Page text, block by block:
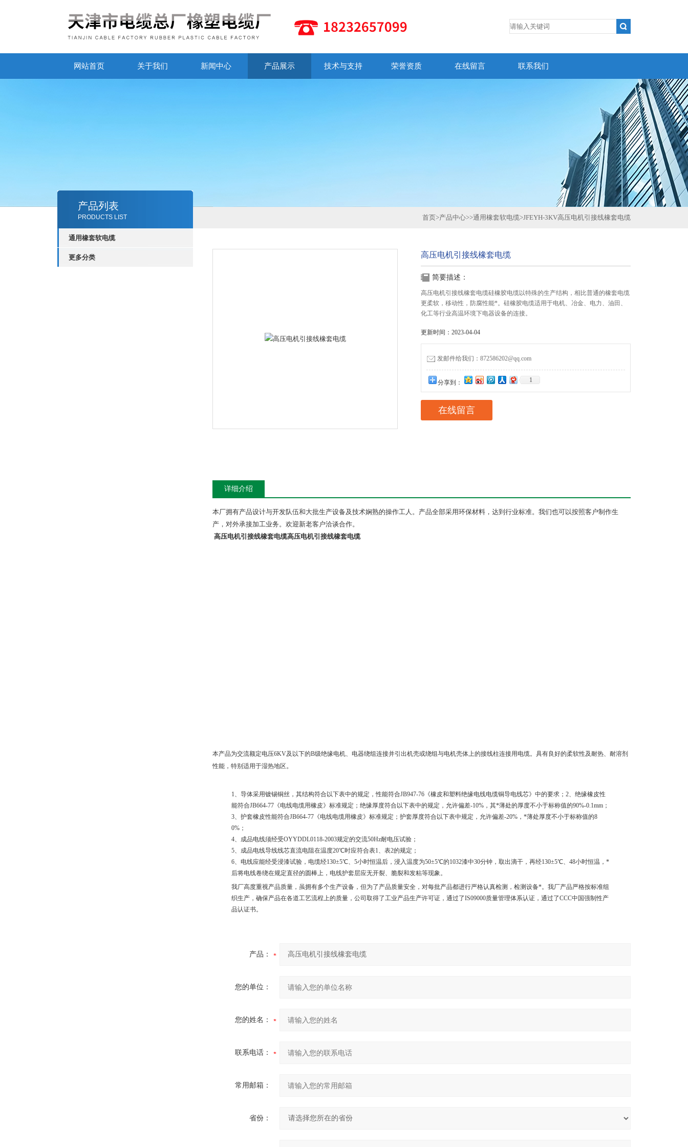
网站首页 关于我们 新闻中心 产品展示 技术与支持 荣誉资质 在线留言 联系我们
产品列表
PRODUCTS LIST
通用橡套软电缆
更多分类
首页>产品中心>>通用橡套软电缆>JFEYH-3KV高压电机引接线橡套电缆
高压电机引接线橡套电缆
简要描述：
高压电机引接线橡套电缆硅橡胶电缆以特殊的生产结构，相比普通的橡套电缆
更柔软，移动性，防腐性能*。硅橡胶电缆适用于电机、冶金、电力、油田、
化工等行业高温环境下电器设备的连接。
更新时间：2023-04-04
发邮件给我们：872586202@qq.com
分享到： 1
在线留言
详细介绍
本厂拥有产品设计与开发队伍和大批生产设备及技术娴熟的操作工人。产品全部采用环保材料，达到行业标准。我们也可以按照客户制作生
产，对外承接加工业务。欢迎新老客户洽谈合作。
高压电机引接线橡套电缆高压电机引接线橡套电缆
本产品为交流额定电压6KV及以下的B级绝缘电机、电器绕组连接并引出机壳或绕组与电机壳体上的接线柱连接用电缆。具有良好的柔软性及耐热、耐溶剂
性能，特别适用于湿热地区。
1、导体采用镀锡铜丝，其结构符合以下表中的规定，性能符合JB947-76《橡皮和塑料绝缘电线电缆铜导电线芯》中的要求；2、绝缘橡皮性
能符合JB664-77《电线电缆用橡皮》标准规定；绝缘厚度符合以下表中的规定，允许偏差-10%，其*薄处的厚度不小于标称值的90%-0.1mm；
3、护套橡皮性能符合JB664-77《电线电缆用橡皮》标准规定；护套厚度符合以下表中规定，允许偏差-20%，*薄处厚度不小于标称值的8
0%；
4、成品电线须经受OYYDDL0118-2003规定的交流50Hz耐电压试验；
5、成品电线导线线芯直流电阻在温度20℃时应符合表1、表2的规定；
6、电线应能经受浸漆试验，电缆经130±5℃、5小时恒温后，浸入温度为50±5℃的1032漆中30分钟，取出滴干，再经130±5℃、48小时恒温，*
后将电线卷绕在规定直径的圆棒上，电线护套层应无开裂、脆裂和发粘等现象。
我厂高度重视产品质量，虽拥有多个生产设备，但为了产品质量安全，对每批产品都进行严格认真检测，检测设备*。我厂产品严格按标准组
织生产，确保产品在各道工艺流程上的质量，公司取得了工业产品生产许可证，通过了IS09000质量管理体系认证，通过了CCC中国强制性产
品认证书。
产品：
您的单位：
您的姓名：
联系电话：
常用邮箱：
省份：